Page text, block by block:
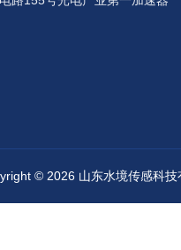
© 2026 山东水境传感科